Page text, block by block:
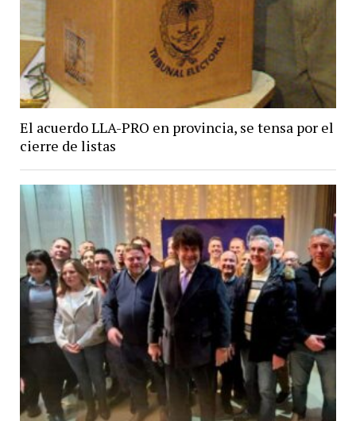
El acuerdo LLA-PRO en provincia, se tensa por el
cierre de listas